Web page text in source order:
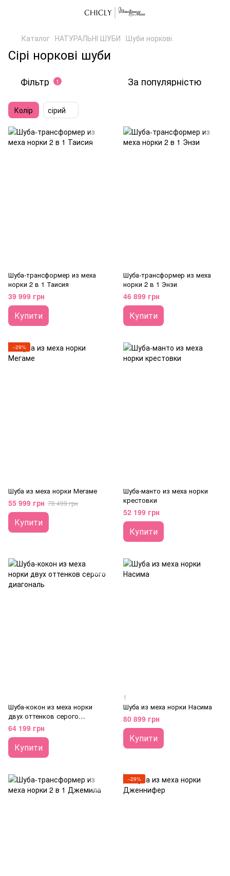
Каталог НАТУРАЛЬНІ ШУБИ Шуби норкові
Сірі норкові шуби
Фільтр 1 За популярністю
Колір сірий
Шуба-трансформер из меха
норки 2 в 1 Таисия
39 999 грн
Купити
Шуба-трансформер из меха
норки 2 в 1 Энзи
46 899 грн
Купити
−29%
Шуба из меха норки Мегаме
55 999 грн 78 499 грн
Купити
Шуба-манто из меха норки
крестовки
52 199 грн
Купити
Шуба-кокон из меха норки
двух оттенков серого
диагональ
64 199 грн
Купити
1
Шуба из меха норки Насима
80 899 грн
Купити
−29%